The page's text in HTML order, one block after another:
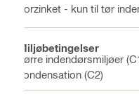
Forzinket - kun til tør
Miljøbetingelser
Tørre indendørsmiljøer
kondensation (C2)